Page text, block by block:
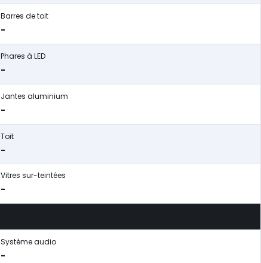
Barres de toit
-
Phares à LED
-
Jantes aluminium
-
Toit
-
Vitres sur-teintées
-
Système audio
-